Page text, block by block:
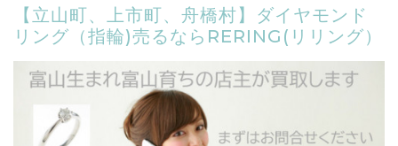
【立山町、上市町、舟橋村】ダイヤモンド
リング（指輪)売るならRERING(リリング）